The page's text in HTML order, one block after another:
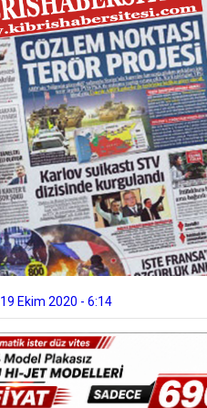
19 Ekim 2020 - 6:14